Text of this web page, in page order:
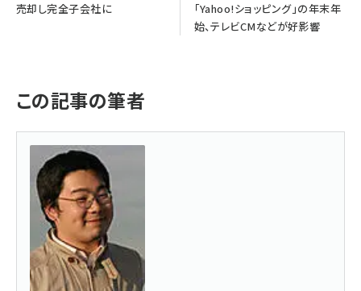
売却し完全子会社に
「Yahoo!ショッピング」の年末年
始、テレビCMなどが好影響
この記事の筆者